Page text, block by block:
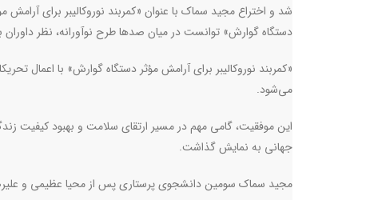
شد و اختراع مجید سماک با عنوان «کمربند نوروکالیبر برای آرامش
دستگاه گوارش» توانست در میان صد‌ها طرح نوآورانه، نظر
«کمربند نوروکالیبر برای آرامش مؤثر دستگاه گوارش» با اعمال
می‌شود.
این موفقیت، گامی مهم در مسیر ارتقای سلامت و بهبود کیفیت
جهانی به نمایش گذاشت.
مجید سماک سومین دانشجوی پرستاری پس از محیا عظیمی و